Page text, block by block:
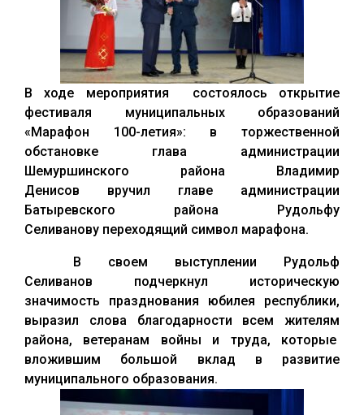
В ходе мероприятия состоялось открытие
фестиваля муниципальных образований
«Марафон 100-летия»: в торжественной
обстановке глава администрации
Шемуршинского района Владимир
Денисов вручил главе администрации
Батыревского района Рудольфу
Селиванову переходящий символ марафона.
В своем выступлении Рудольф
Селиванов подчеркнул историческую
значимость празднования юбилея республики,
выразил слова благодарности всем жителям
района, ветеранам войны и труда, которые
вложившим большой вклад в развитие
муниципального образования.